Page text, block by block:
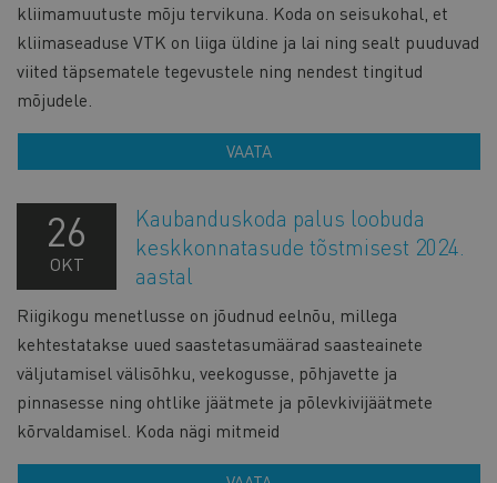
kliimamuutuste mõju tervikuna. Koda on seisukohal, et
kliimaseaduse VTK on liiga üldine ja lai ning sealt puuduvad
viited täpsematele tegevustele ning nendest tingitud
mõjudele.
VAATA
26
OKT
Kaubanduskoda palus loobuda
keskkonnatasude tõstmisest 2024.
aastal
Riigikogu menetlusse on jõudnud eelnõu, millega
kehtestatakse uued saastetasumäärad saasteainete
väljutamisel välisõhku, veekogusse, põhjavette ja
pinnasesse ning ohtlike jäätmete ja põlevkivijäätmete
kõrvaldamisel. Koda nägi mitmeid